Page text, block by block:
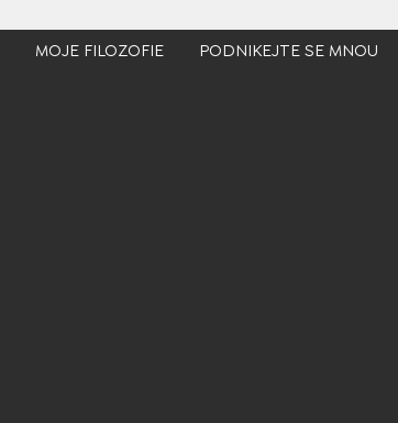
MOJE FILOZOFIE PODNIKEJTE SE MNOU